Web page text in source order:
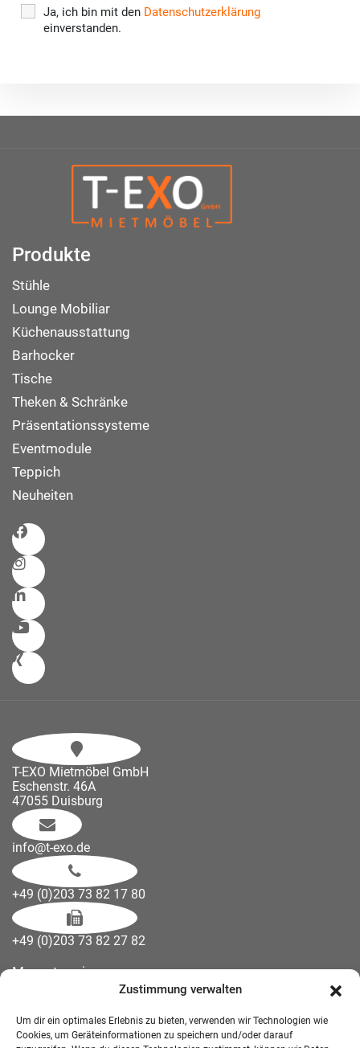
Zustimmung verwalten
Um dir ein optimales Erlebnis zu bieten, verwenden wir Technologien wie
Cookies, um Geräteinformationen zu speichern und/oder darauf
Ja, ich bin mit den Datenschutzerklärung
einverstanden.
Produkte
Stühle
Lounge Mobiliar
Küchenausstattung
Barhocker
Tische
Theken & Schränke
Präsentationssysteme
Eventmodule
Teppich
Neuheiten
T-EXO Mietmöbel GmbH
Eschenstr. 46A
47055 Duisburg
info@t-exo.de
+49 (0)203 73 82 17 80
+49 (0)203 73 82 27 82
Messetermine
Downloads
Wandelemente